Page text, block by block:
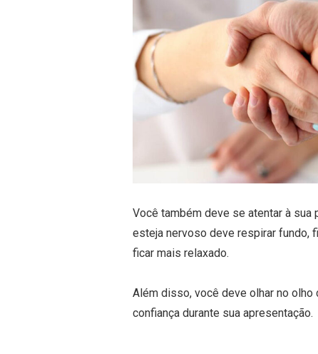
Você também deve se atentar à
esteja nervoso deve respirar fundo,
ficar mais relaxado.
Além disso, você deve olhar no
confiança durante sua apresentação.